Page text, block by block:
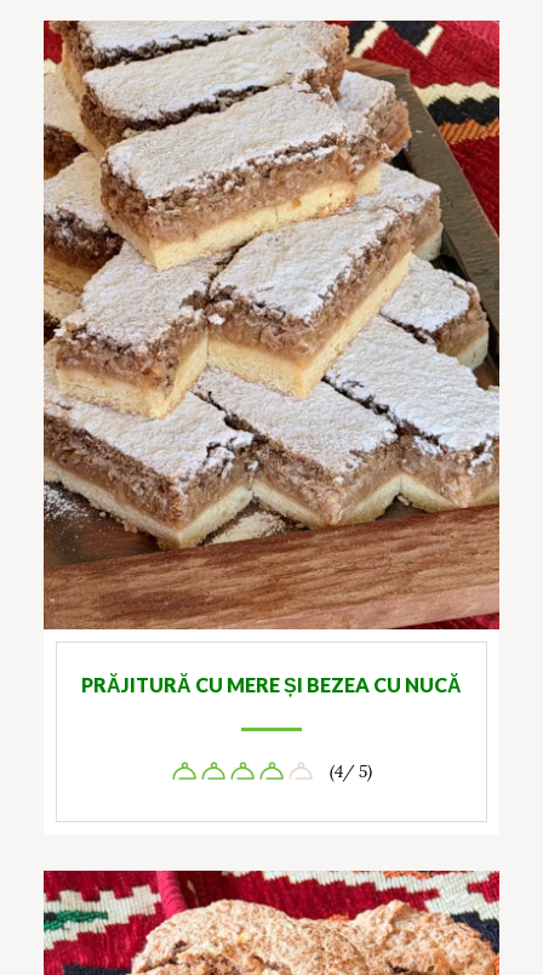
PRĂJITURĂ CU MERE ȘI BEZEA CU NUCĂ
(4/ 5)